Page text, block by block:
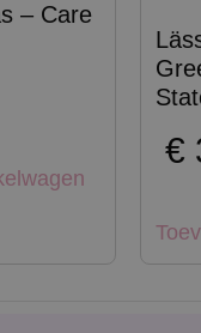
– Care
€